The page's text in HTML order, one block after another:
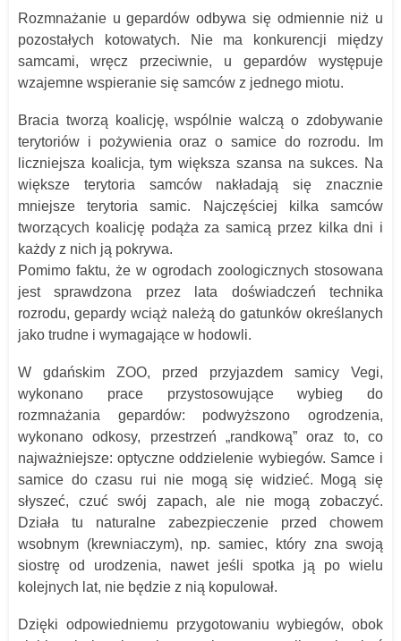
Rozmnażanie u gepardów odbywa się odmiennie niż u
pozostałych kotowatych. Nie ma konkurencji między
samcami, wręcz przeciwnie, u gepardów występuje
wzajemne wspieranie się samców z jednego miotu.
Bracia tworzą koalicję, wspólnie walczą o zdobywanie
terytoriów i pożywienia oraz o samice do rozrodu. Im
liczniejsza koalicja, tym większa szansa na sukces. Na
większe terytoria samców nakładają się znacznie
mniejsze terytoria samic. Najczęściej kilka samców
tworzących koalicję podąża za samicą przez kilka dni i
każdy z nich ją pokrywa.
Pomimo faktu, że w ogrodach zoologicznych stosowana
jest sprawdzona przez lata doświadczeń technika
rozrodu, gepardy wciąż należą do gatunków określanych
jako trudne i wymagające w hodowli.
W gdańskim ZOO, przed przyjazdem samicy Vegi,
wykonano prace przystosowujące wybieg do
rozmnażania gepardów: podwyższono ogrodzenia,
wykonano odkosy, przestrzeń „randkową” oraz to, co
najważniejsze: optyczne oddzielenie wybiegów. Samce i
samice do czasu rui nie mogą się widzieć. Mogą się
słyszeć, czuć swój zapach, ale nie mogą zobaczyć.
Działa tu naturalne zabezpieczenie przed chowem
wsobnym (krewniaczym), np. samiec, który zna swoją
siostrę od urodzenia, nawet jeśli spotka ją po wielu
kolejnych lat, nie będzie z nią kopulował.
Dzięki odpowiedniemu przygotowaniu wybiegów, obok